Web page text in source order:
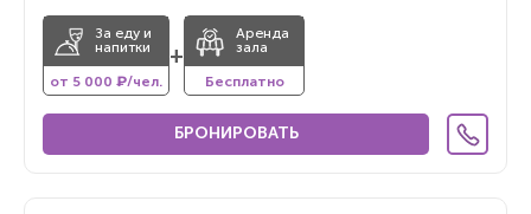
За еду и
напитки
от 5 000 ₽/чел.
+
Аренда
зала
Бесплатно
БРОНИРОВАТЬ